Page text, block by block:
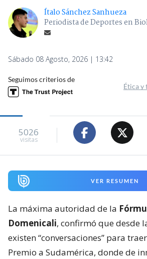
Ítalo Sánchez Sanhueza
Periodista de Deportes en
Sábado 08 Agosto, 2026 | 13:42
Seguimos criterios de
Ética y
5026
visitas
VER RESUMEN
La máxima autoridad de la
Domenicali, confirmó que desde
existen “conversaciones” para
Premio a Sudamérica, donde de